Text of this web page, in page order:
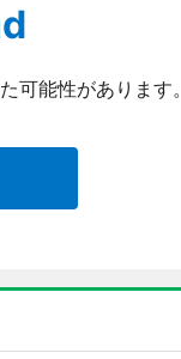
可能性があります。